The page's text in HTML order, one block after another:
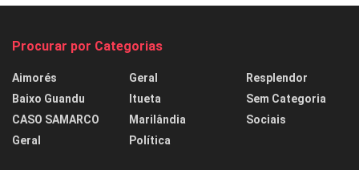
Procurar por Categorias
Aimorés
Baixo Guandu
CASO SAMARCO
Geral
Geral
Itueta
Marilândia
Política
Resplendor
Sem Categoria
Sociais